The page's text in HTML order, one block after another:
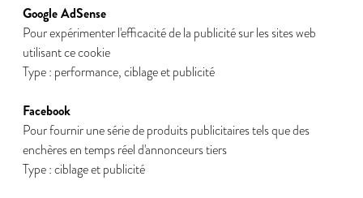
Google AdSense
Pour expérimenter l'efficacité de la publicité sur les sites web
utilisant ce cookie
Type : performance, ciblage et publicité
Facebook
Pour fournir une série de produits publicitaires tels que des
enchères en temps réel d'annonceurs tiers
Type : ciblage et publicité